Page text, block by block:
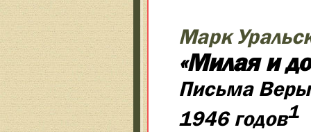
Марк
«Милая и
Письма
1946 годов1